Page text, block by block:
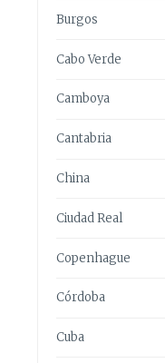
Burgos
Cabo Verde
Camboya
Cantabria
China
Ciudad Real
Copenhague
Córdoba
Cuba